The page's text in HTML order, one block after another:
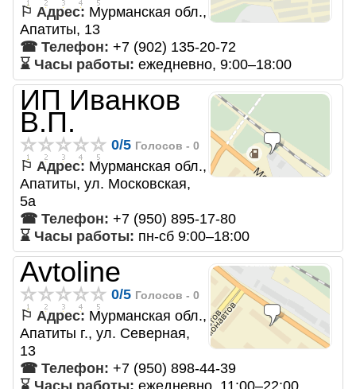
⚐ Адрес: Мурманская обл.,
Апатиты, 13
☎ Телефон: +7 (902) 135-20-72
⌛ Часы работы: ежедневно, 9:00–18:00
ИП Иванков
В.П.
0/5 Голосов - 0
⚐ Адрес: Мурманская обл.,
Апатиты, ул. Московская,
5а
☎ Телефон: +7 (950) 895-17-80
⌛ Часы работы: пн-сб 9:00–18:00
Avtoline
0/5 Голосов - 0
⚐ Адрес: Мурманская обл.,
Апатиты г., ул. Северная,
13
☎ Телефон: +7 (950) 898-44-39